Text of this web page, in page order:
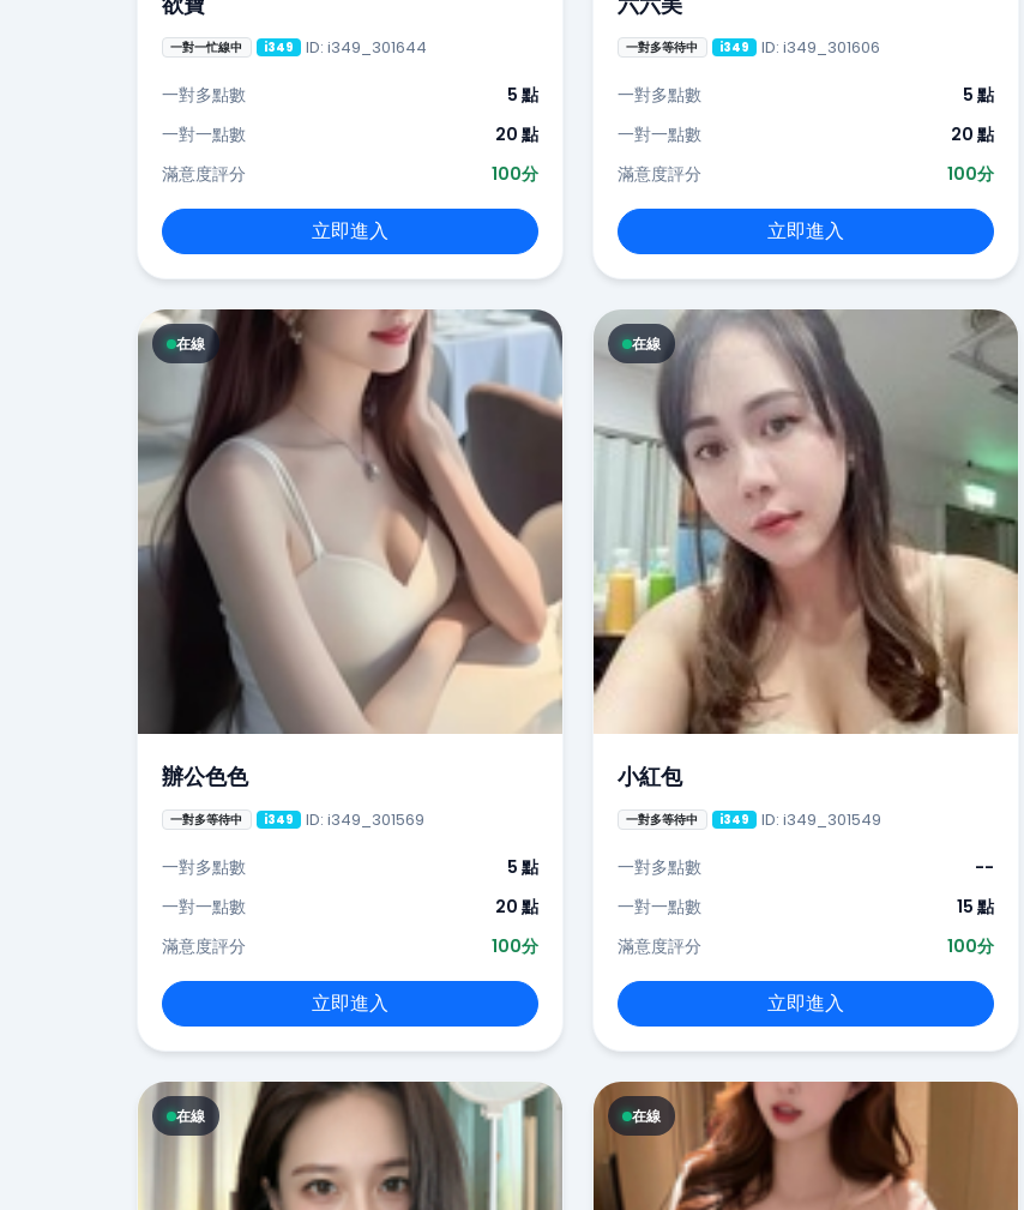
一對一忙線中 i349 ID: i349_301644
一對多點數
5 點
一對一點數
20 點
滿意度評分
100分
立即進入
一對多等待中 i349 ID: i349_301606
一對多點數
5 點
一對一點數
20 點
滿意度評分
100分
立即進入
在線
辦公色色
一對多等待中 i349 ID: i349_301569
一對多點數
5 點
一對一點數
20 點
滿意度評分
100分
立即進入
在線
小紅包
一對多等待中 i349 ID: i349_301549
一對多點數
--
一對一點數
15 點
滿意度評分
100分
立即進入
在線 在線